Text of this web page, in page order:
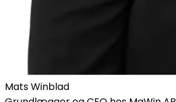
Mats Winblad